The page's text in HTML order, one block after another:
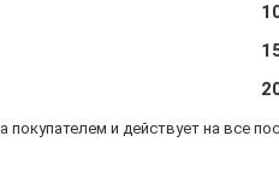
покупателем и действует на все